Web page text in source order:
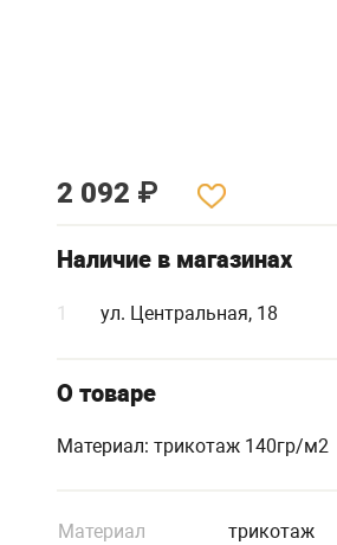
2 092 ₽
Наличие в магазинах
1 ул. Центральная, 18
О товаре
Материал: трикотаж 140гр/м2
Материал
трикотаж